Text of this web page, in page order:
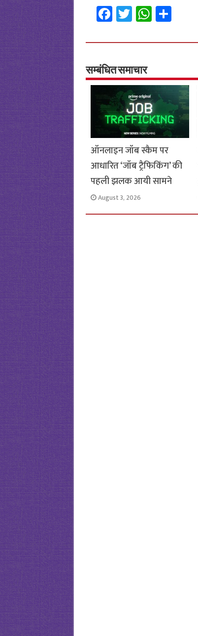
Fa
ce
b
o
o
k
T
wi
tt
er
W
h
at
p
p
S
h
ar
सम्बंधित समाचार
ऑनलाइन जॉब स्कैम पर
आधारित ‘जॉब ट्रैफिकिंग’ की
पहली झलक आयी सामने
August 3, 2026